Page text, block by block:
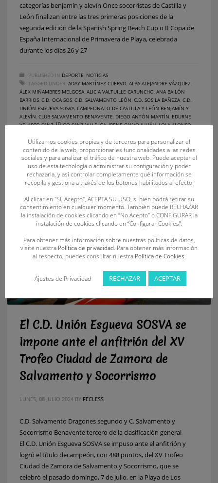
categorías benjamín y alevín Once socorristas de Castilla y
León finalizan entre las tres primeras posiciones de la
segunda edición de la Spanish Spring Beach Cup o II Copa de
España Internacional de Primavera de Playa, celebrada
durante los días 26 y 27
PUBLISHED IN DEPORTE NOTICIAS
TAGGED UNDER: ADAY MARTÍNEZ CUERVO ALBA ALEJANDRE VÁZQUEZ
ÁLEX MIÑAMBRES MELGOSA ALICIA VALTUILLE CARUNCHO ANA BAILÓN
BARRIOS C.D. OCA SOS C.D. SALVAMENTO LEÓN C.D. SOS LA BAÑEZA C.D.
UNIÓN ESGUEVA SOSVA CAMPEONATO DE CASTILLA Y LEÓN BENJAMÍN Y
ALEVÍN CLUB SALVAMENTO BENAVENTE DIEGO ANTÓN MARTÍN EDURNE
VELASCO SANZ,ÍÑIGO SANZ VILLELGA,IRENE CALVO JULIÁN,LOLA ALONSO
HERNÁNDEZ ANDRÉS,MANUEL GARCÍA GARCÍA,MARCOS ANTÓN MARTÍN,
MARTÍN CANIBAÑO ÁLVAREZ,MARTÍN GUTIÉRREZ CASIELLES,SPANISH SPRING
BEACH CUP, VICTORIA BRÍMEZ AGUILAR
El C.D. Unión Esgueva SOSVA se
impone ante el anfitrión del XV
Trofeo Ciudad de Zamora de
Salvamento y Socorrismo
LUNES, 08 JULIO 2024 BY FECLESS
C.D. Salvamento Dragones segundo y C. Salvamento y
Socorrismo Benavente tercero de la clasificación general
El C.D. Unión Esgueva SOSVA se impuso ante el anfitrión y
logró el título decampeón, con 488 puntos, del XV Trofeo
Ciudad de Zamora de Salvamento y Socorrismo, que se
celebró el pasado domingo, 7 de julio, en la Playa de Los
Utilizamos cookies propias y de terceros para personalizar el
contenido de la web, proporcionarles funcionalidades a las redes
sociales y para analizar el tráfico de nuestra web. Puede aceptar el
uso de esta tecnología o administrar su configuración y poder
rechazarla, y así controlar completamente qué información se
recopila y gestiona a través de los botones habilitados al efecto.
Al clicar en "Sí, Acepto", ACEPTA SU USO, si bien podrá retirar su
consentimiento en cualquier momento. También puede RECHAZAR
la instalación de cookies clicando en “No Acepto" o CONFIGURAR la
instalación de cookies clicando en “Configurar Cookies”.
Para obtener más información sobre nuestras políticas de datos,
visite nuestra Política de privacidad. Para obtener más información
al respecto, puedes consultar nuestra Política de Cookies.
Ajustes de Privacidad RECHAZAR ACEPTAR